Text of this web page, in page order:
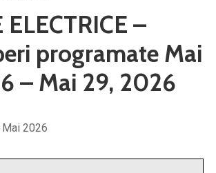
ELECTRICE –
programate Mai
– Mai 29, 2026
2026